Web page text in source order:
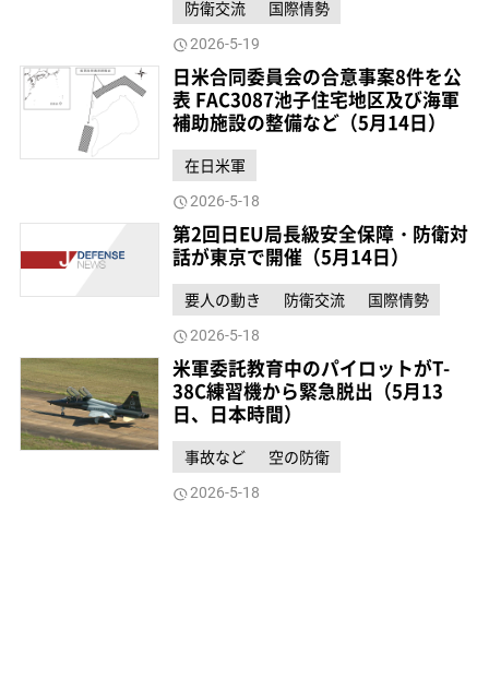
防衛交流 国際情勢
2026-5-19
日米合同委員会の合意事案8件を公
表 FAC3087池子住宅地区及び海軍
補助施設の整備など（5月14日）
在日米軍
2026-5-18
第2回日EU局長級安全保障・防衛対
話が東京で開催（5月14日）
要人の動き 防衛交流 国際情勢
2026-5-18
米軍委託教育中のパイロットがT-
38C練習機から緊急脱出（5月13
日、日本時間）
事故など 空の防衛
2026-5-18